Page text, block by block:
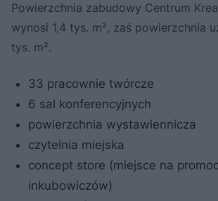
Powierzchnia zabudowy Centrum
wynosi 1,4 tys. m², zaś powierzchnia
tys. m².
33 pracownie twórcze
6 sal konferencyjnych
powierzchnia wystawiennicza
czytelnia miejska
concept store (miejsce na
inkubowiczów)